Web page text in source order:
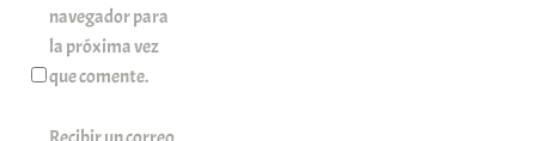
navegador para
la próxima vez
que comente.